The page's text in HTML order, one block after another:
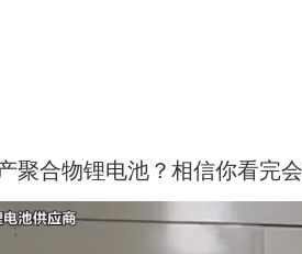
聚合物锂电池？相信你看完会